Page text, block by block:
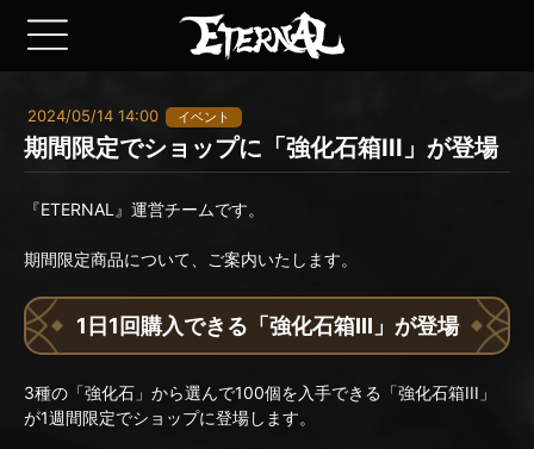
2024/05/14 14:00 イベント
期間限定でショップに「強化石箱III」が登場
『ETERNAL』運営チームです。
期間限定商品について、ご案内いたします。
1日1回購入できる「強化石箱III」が登場
3種の「強化石」から選んで100個を入手できる「強化石箱III」
が1週間限定でショップに登場します。